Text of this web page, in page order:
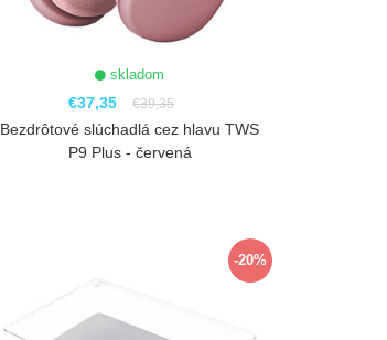
skladom
€37,35 €39,35
Bezdrôtové slúchadlá cez hlavu TWS
P9 Plus - červená
-20%